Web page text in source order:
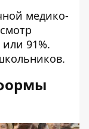
медико-
91%.